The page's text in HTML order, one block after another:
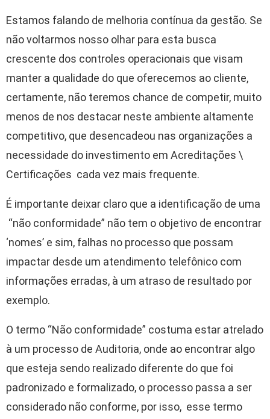
Estamos falando de melhoria contínua da gestão. Se
não voltarmos nosso olhar para esta busca
crescente dos controles operacionais que visam
manter a qualidade do que oferecemos ao cliente,
certamente, não teremos chance de competir, muito
menos de nos destacar neste ambiente altamente
competitivo, que desencadeou nas organizações a
necessidade do investimento em Acreditações \
Certificações cada vez mais frequente.
É importante deixar claro que a identificação de uma
“não conformidade” não tem o objetivo de encontrar
‘nomes’ e sim, falhas no processo que possam
impactar desde um atendimento telefônico com
informações erradas, à um atraso de resultado por
exemplo.
O termo “Não conformidade” costuma estar atrelado
à um processo de Auditoria, onde ao encontrar algo
que esteja sendo realizado diferente do que foi
padronizado e formalizado, o processo passa a ser
considerado não conforme, por isso, esse termo